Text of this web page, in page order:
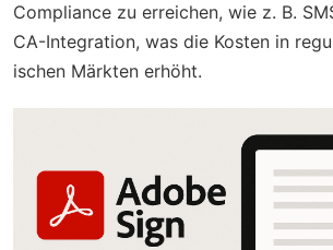
Compliance zu erreichen, wie z. B.
CA-Integration, was die Kosten in
ischen Märkten erhöht.